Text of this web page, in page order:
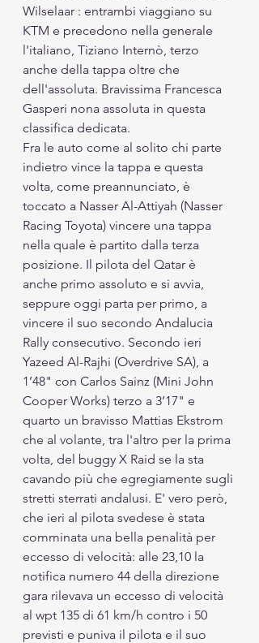
Wilselaar : entrambi viaggiano su
KTM e precedono nella generale
l'italiano, Tiziano Internò, terzo
anche della tappa oltre che
dell'assoluta. Bravissima Francesca
Gasperi nona assoluta in questa
classifica dedicata.
Fra le auto come al solito chi parte
indietro vince la tappa e questa
volta, come preannunciato, è
toccato a Nasser Al-Attiyah (Nasser
Racing Toyota) vincere una tappa
nella quale è partito dalla terza
posizione. Il pilota del Qatar è
anche primo assoluto e si avvia,
seppure oggi parta per primo, a
vincere il suo secondo Andalucia
Rally consecutivo. Secondo ieri
Yazeed Al-Rajhi (Overdrive SA), a
1’48" con Carlos Sainz (Mini John
Cooper Works) terzo a 3’17" e
quarto un bravisso Mattias Ekstrom
che al volante, tra l'altro per la prima
volta, del buggy X Raid se la sta
cavando più che egregiamente sugli
stretti sterrati andalusi. E' vero però,
che ieri al pilota svedese è stata
comminata una bella penalità per
eccesso di velocità: alle 23,10 la
notifica numero 44 della direzione
gara rilevava un eccesso di velocità
al wpt 135 di 61 km/h contro i 50
previsti e puniva il pilota e il suo